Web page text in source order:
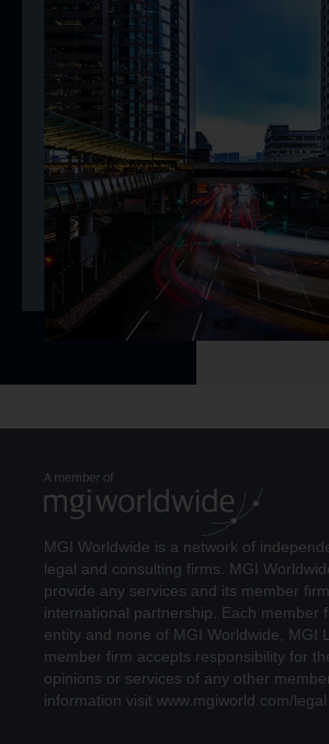
MGI Worldwide is a network of
legal and consulting firms. MGI
provide any services and its member
international partnership. Each member
entity and none of MGI Worldwide, MGI
member firm accepts responsibility for
opinions or services of any other
information visit www.mgiworld.com/legal